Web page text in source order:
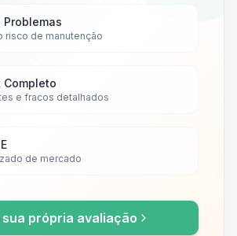
risco de manutenção
Completo
e fracos detalhados
de mercado
sua própria avaliação